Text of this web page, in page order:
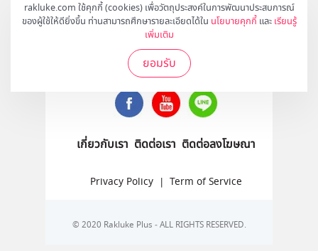
rakluke.com ใช้คุกกี้ (cookies) เพื่อวัตถุประสงค์ในการพัฒนาประสบการณ์
ของผู้ใช้ให้ดียิ่งขึ้น ท่านสามารถศึกษารายละเอียดได้ใน นโยบายคุกกี้ และ เรียนรู้
เพิ่มเติม
ยอมรับ
ติดตามเราได้ที่
เกี่ยวกับเรา ติดต่อเรา ติดต่อลงโฆษณา
Privacy Policy | Term of Service
© 2020 Rakluke Plus - ALL RIGHTS RESERVED.